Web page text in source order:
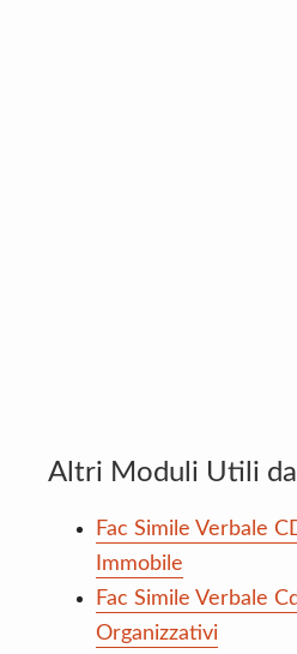
Altri Moduli Utili da
Fac Simile Verbale
Immobile
Fac Simile Verbale
Organizzativi